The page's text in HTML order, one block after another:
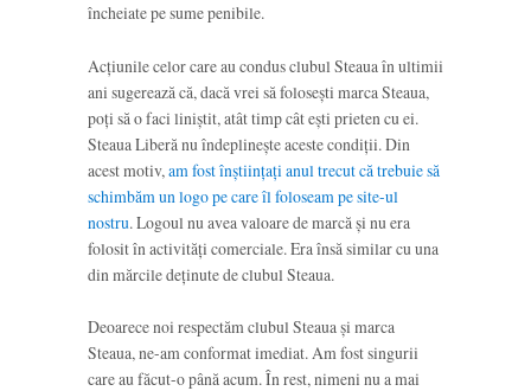
încheiate pe sume penibile.
Acțiunile celor care au condus clubul Steaua în ultimii
ani sugerează că, dacă vrei să folosești marca Steaua,
poți să o faci liniștit, atât timp cât ești prieten cu ei.
Steaua Liberă nu îndeplinește aceste condiții. Din
acest motiv, am fost înștiințați anul trecut că trebuie să
schimbăm un logo pe care îl foloseam pe site-ul
nostru. Logoul nu avea valoare de marcă și nu era
folosit în activități comerciale. Era însă similar cu una
din mărcile deținute de clubul Steaua.
Deoarece noi respectăm clubul Steaua și marca
Steaua, ne-am conformat imediat. Am fost singurii
care au făcut-o până acum. În rest, nimeni nu a mai